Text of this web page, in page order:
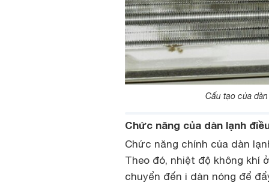
Cấu tạo của
Chức năng của dàn lạnh
Chức năng chính của dàn
Theo đó, nhiệt độ không khí
chuyển đến i dàn nóng để